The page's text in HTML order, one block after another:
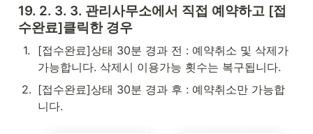
19. 2. 3. 3. 관리사무소에서 직접 예약하고 [접
수완료]클릭한 경우
1.
[접수완료]상태 30분 경과 전 : 예약취소 및 삭제가
가능합니다. 삭제시 이용가능 횟수는 복구됩니다.
2. [접수완료]상태 30분 경과 후 : 예약취소만 가능합
니다.